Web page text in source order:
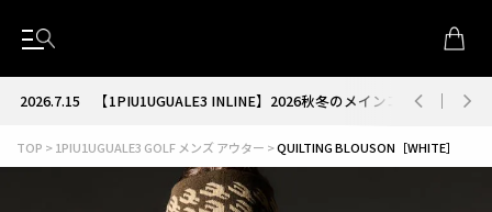
2026.7.15【1PIU1UGUALE3 INLINE】2026秋冬のメインコレクションが
TOP 1PIU1UGUALE3 GOLF メンズ アウター QUILTING BLOUSON［WHITE］